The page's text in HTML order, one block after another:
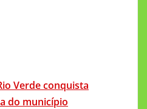
Verde conquista
do município